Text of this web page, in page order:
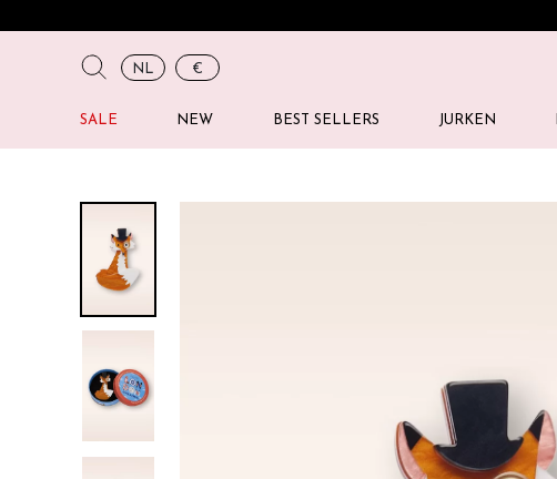
NL €
SALE NEW BEST SELLERS JURKEN